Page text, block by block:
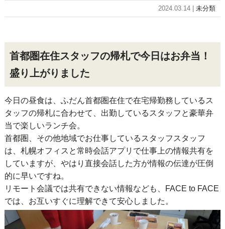
2024.03.14 |未分類
首都圏在住スタッフの帰札で今日はお弁当！
盛り上がりました
今日の昼食は、ふだん首都圏在住で在宅帰勤務しているス
タッフの帰札に合わせて、出勤しているスタッフと豪華弁
当で楽しいランチ会。
首都圏、その他地域でお仕事しているスタッフスタッフ
は、札幌オフィスと常時会話アプリで仕事上の情報共有を
していますが、やはり直接会話した方が情報の伝達が圧倒
的に早いですね。
リモート会議では共有できない情報なども、FACE to FACE
では、お互いすぐに理解できて安心しました。